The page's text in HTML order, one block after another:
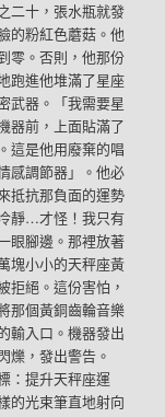
二十，張水瓶就發
的粉紅色蘑菇。他
零。否則，他那份
跑進他堆滿了星座
武器。「我需要星
器前，上面貼滿了
這是他用廢棄的唱
感調節器」。他必
抵抗那負面的運勢
靜…才怪！我只有
眼腳邊。那裡放著
塊小小的天秤座黃
拒絕。這份害怕，
那個黃銅齒輪音樂
輸入口。機器發出
爍，發出警告。
：提升天秤座運
的光束筆直地射向